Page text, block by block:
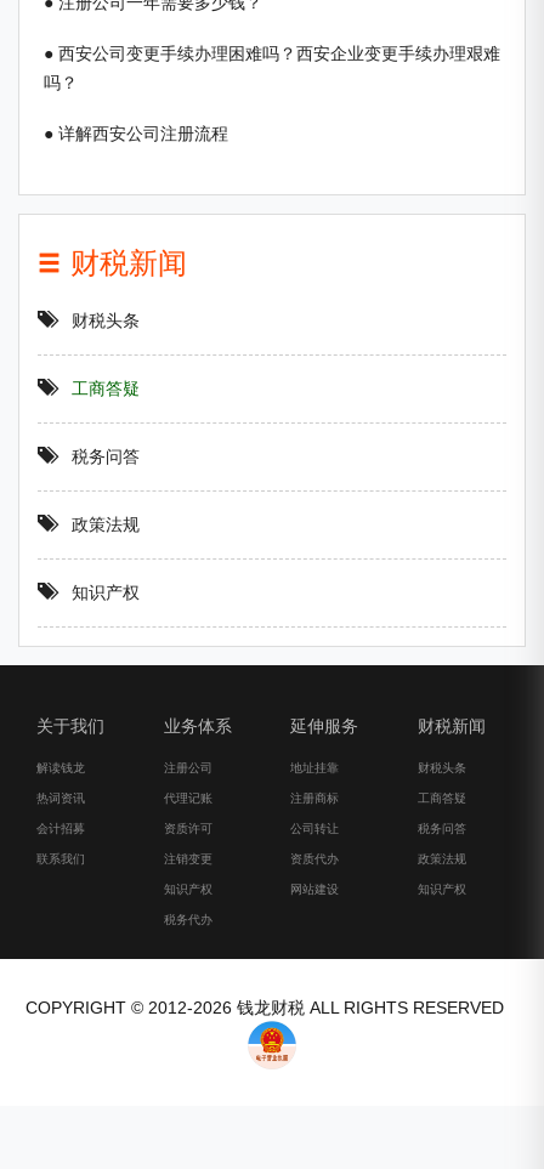
● 西安公司变更手续办理困难吗？西安企业变更手续办理艰难
吗？
● 详解西安公司注册流程
财税新闻
财税头条
工商答疑
税务问答
政策法规
知识产权
关于我们
解读钱龙
热词资讯
会计招募
联系我们
业务体系
注册公司
代理记账
资质许可
注销变更
知识产权
税务代办
延伸服务
地址挂靠
注册商标
公司转让
资质代办
网站建设
财税新闻
财税头条
工商答疑
税务问答
政策法规
知识产权
COPYRIGHT © 2012-2026 钱龙财税 ALL RIGHTS RESERVED